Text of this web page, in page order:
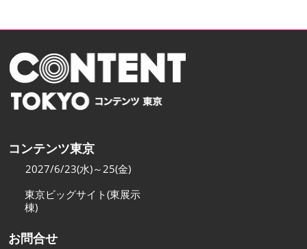
コンテンツ東京
2027/6/23(水)～25(金)
東京ビッグサイト(東展示
棟)
お問合せ